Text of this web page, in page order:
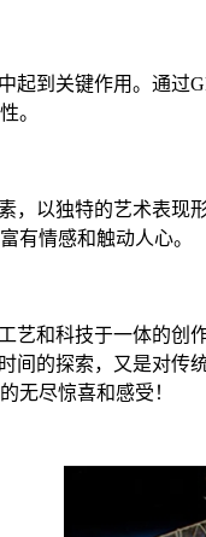
到关键作用。通过
。
以独特的艺术表现
有情感和触动人心。
和科技于一体的创
间的探索，又是对
无尽惊喜和感受！